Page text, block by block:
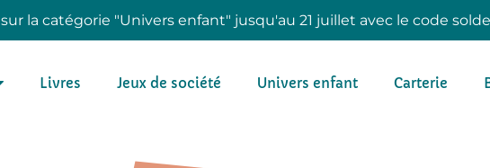
sur la catégorie "Univers enfant" jusqu'au 21 juillet avec le code
Livres Jeux de société Univers enfant Carterie